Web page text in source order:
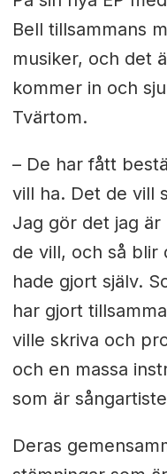
Bell tillsammans
musiker, och det
kommer in och
Tvärtom.
– De har fått
vill ha. Det de vill
Jag gör det jag
de vill, och så blir
hade gjort själv.
har gjort
ville skriva och
och en massa
som är
Deras